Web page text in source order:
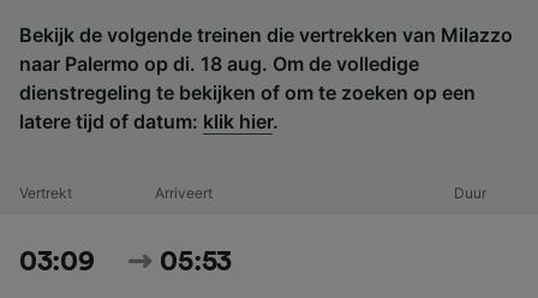
Bekijk de volgende treinen die vertrekken van Milazzo
naar Palermo op di. 18 aug. Om de volledige
dienstregeling te bekijken of om te zoeken op een
latere tijd of datum: klik hier.
Vertrekt Arriveert Duur
03:09 05:53